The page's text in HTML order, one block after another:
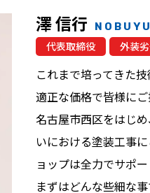
澤 信行
代表取締役 外装
これまで培ってきた
適正な価格で皆様にご
名古屋市西区をはじ
いにおける塗装工事
ョップは全力でサポ
まずはどんな些細な